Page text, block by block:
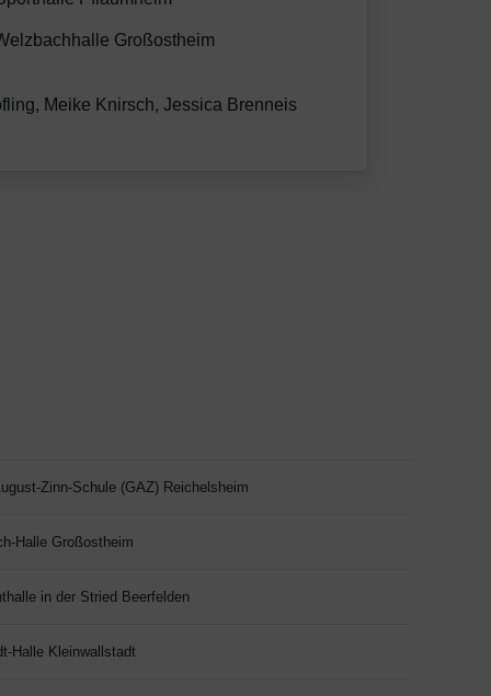
Großostheim
Meike Knirsch, Jessica Brenneis
Zinn-Schule (GAZ) Reichelsheim
Halle Großostheim
in der Stried Beerfelden
Halle Kleinwallstadt